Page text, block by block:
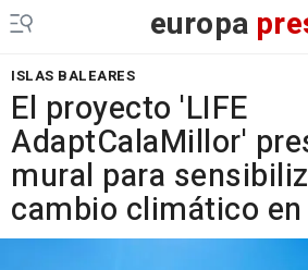
europa
ISLAS BALEARES
El proyecto 'LIFE
AdaptCalaMillor'
mural para
cambio climático en